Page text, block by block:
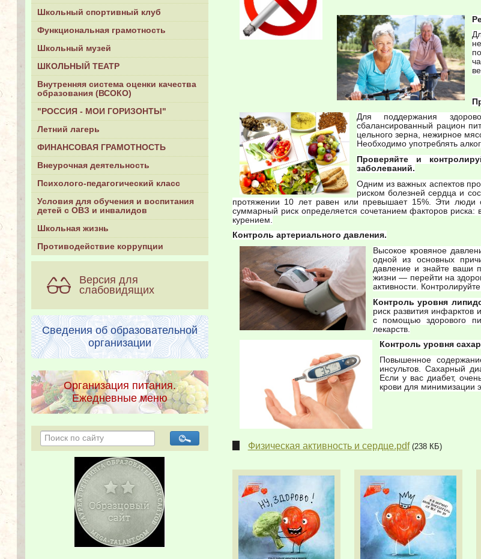
Школьный спортивный клуб
Функциональная грамотность
Школьный музей
ШКОЛЬНЫЙ ТЕАТР
Внутренняя система оценки качества
образования (ВСОКО)
"РОССИЯ - МОИ ГОРИЗОНТЫ"
Летний лагерь
ФИНАНСОВАЯ ГРАМОТНОСТЬ
Внеурочная деятельность
Психолого-педагогический класс
Условия для обучения и воспитания
детей с ОВЗ и инвалидов
Школьная жизнь
Противодействие коррупции
Версия для
слабовидящих
Сведения об образовательной
организации
Организация питания.
Ежедневные меню
Для поддержания
сбалансированный рацион
цельного зерна, нежирное
Необходимо употреблять
Проверяйте и
заболеваний.
Одним из важных аспектов
риском болезней сердца и
протяжении 10 лет равен или превышает 15%. Эти
суммарный риск определяется сочетанием факторов
курением.
Контроль артериального давления.
Высокое кровяное
одной из основных
давление и знайте ваши
жизни — перейти на
активности.
Контроль уровня
риск развития инфарктов
с помощью здорового
лекарств.
Контроль уровня
Повышенное
инсультов. Сахарный
Если у вас диабет,
крови для минимизации
Физическая активность и сердце.pdf (238 КБ)